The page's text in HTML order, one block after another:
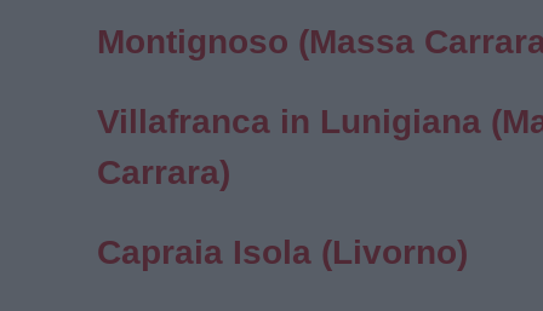
Montignoso (Massa
Villafranca in Lunigiana
Carrara)
Capraia Isola (Livorno)